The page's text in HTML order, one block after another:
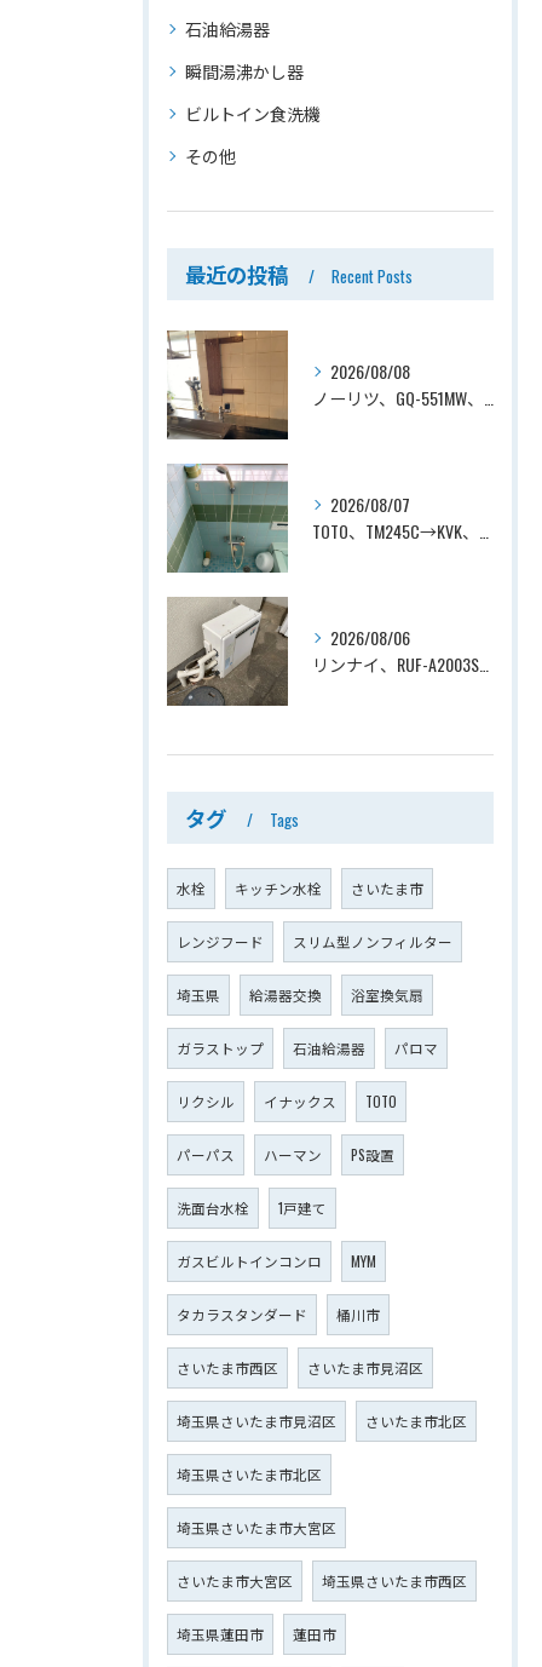
石油給湯器
瞬間湯沸かし器
ビルトイン食洗機
その他
最近の投稿 Recent Posts
2026/08/08
2026/08/07
2026/08/06
タグ Tags
水栓 キッチン水栓 さいたま市
レンジフード スリム型ノンフィルター
埼玉県 給湯器交換 浴室換気扇
ガラストップ 石油給湯器 パロマ
リクシル イナックス TOTO
パーパス ハーマン PS設置
洗面台水栓 1戸建て
ガスビルトインコンロ MYM
タカラスタンダード 桶川市
さいたま市西区 さいたま市見沼区
埼玉県さいたま市見沼区 さいたま市北区
埼玉県さいたま市北区
埼玉県さいたま市大宮区
さいたま市大宮区 埼玉県さいたま市西区
埼玉県蓮田市 蓮田市